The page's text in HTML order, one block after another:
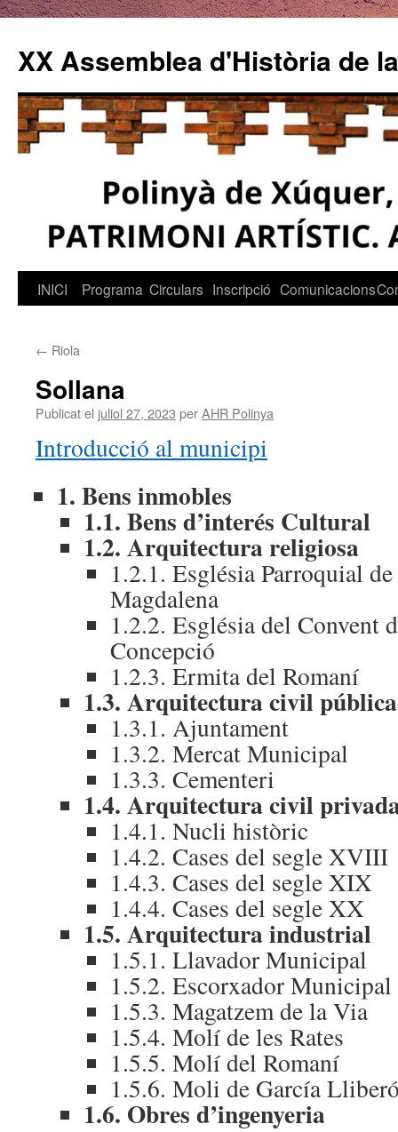
contingut
XX Assemblea d'Història de
INICI Programa Circulars Inscripció Comunicacions
← Riola
Sollana
Publicat el juliol 27, 2023 perAHR Polinya
Introducció al municipi
1. Bens inmobles
1.1. Bens d’interés Cultural
1.2. Arquitectura religiosa
1.2.1. Església Parroquial
Magdalena
1.2.2. Església del Convent
Concepció
1.2.3. Ermita del Romaní
1.3. Arquitectura civil pública
1.3.1. Ajuntament
1.3.2. Mercat Municipal
1.3.3. Cementeri
1.4. Arquitectura civil
1.4.1. Nucli històric
1.4.2. Cases del segle XVIII
1.4.3. Cases del segle XIX
1.4.4. Cases del segle XX
1.5. Arquitectura industrial
1.5.1. Llavador Municipal
1.5.2. Escorxador Municipal
1.5.3. Magatzem de la Via
1.5.4. Molí de les Rates
1.5.5. Molí del Romaní
1.5.6. Moli de García
1.6. Obres d’ingenyeria